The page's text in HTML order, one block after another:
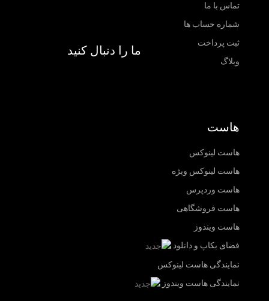
تماس با ما
شماره حساب ها
ثبت پرداخت
وبلاگ
ما را دنبال کنید
هاست
هاست لینوکس
هاست لینوکس ویژه
هاست وردپرس
هاست فروشگاهی
هاست ویندوز
فضای بکاپ و دانلود
نمایندگی هاست لینوکس
نمایندگی هاست ویندوز